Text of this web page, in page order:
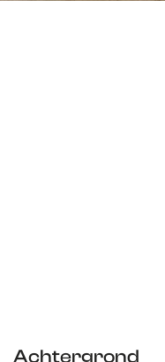
Achtergrond